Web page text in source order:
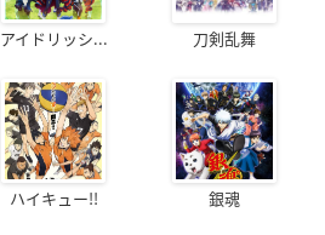
アイドリッシ... 刀剣乱舞
ハイキュー!! 銀魂